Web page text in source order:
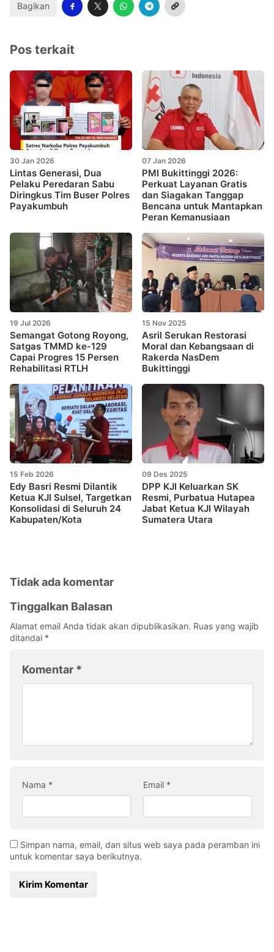
Bagikan
Pos terkait
30 Jan 2026
Lintas Generasi, Dua
Pelaku Peredaran Sabu
Diringkus Tim Buser Polres
Payakumbuh
07 Jan 2026
PMI Bukittinggi 2026:
Perkuat Layanan Gratis
dan Siagakan Tanggap
Bencana untuk Mantapkan
Peran Kemanusiaan
19 Jul 2026
Semangat Gotong Royong,
Satgas TMMD ke-129
Capai Progres 15 Persen
Rehabilitasi RTLH
15 Nov 2025
Asril Serukan Restorasi
Moral dan Kebangsaan di
Rakerda NasDem
Bukittinggi
15 Feb 2026
Edy Basri Resmi Dilantik
Ketua KJI Sulsel, Targetkan
Konsolidasi di Seluruh 24
Kabupaten/Kota
09 Des 2025
DPP KJI Keluarkan SK
Resmi, Purbatua Hutapea
Jabat Ketua KJI Wilayah
Sumatera Utara
Tidak ada komentar
Tinggalkan Balasan
Alamat email Anda tidak akan dipublikasikan. Ruas yang wajib
ditandai *
Komentar *
Nama * Email *
Simpan nama, email, dan situs web saya pada peramban ini
untuk komentar saya berikutnya.